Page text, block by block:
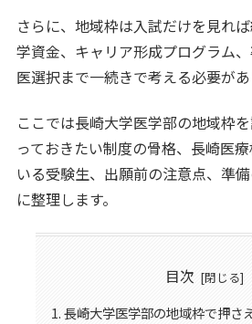
さらに、地域枠は入試だけを見れ
学資金、キャリア形成プログラム
医選択まで一続きで考える必要があ
ここでは長崎大学医学部の地域枠
っておきたい制度の骨格、長崎医
いる受験生、出願前の注意点、準
に整理します。
目次
長崎大学医学部の地域枠で押さ